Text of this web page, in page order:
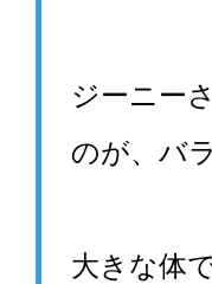
ジーニー
のが、バ
大きな体